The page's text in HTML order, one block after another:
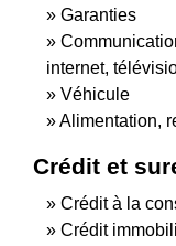
Garanties
internet,
Véhicule
Alimentation,
Crédit et
Crédit à la
Crédit